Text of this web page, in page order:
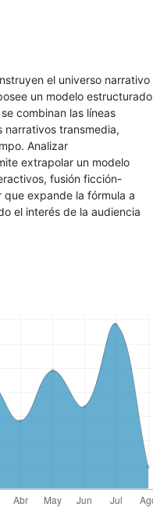
el universo narrativo
un modelo estructurado
combinan las líneas
narrativos transmedia,
Analizar
extrapolar un modelo
fusión ficción-
expande la fórmula a
el interés de la audiencia